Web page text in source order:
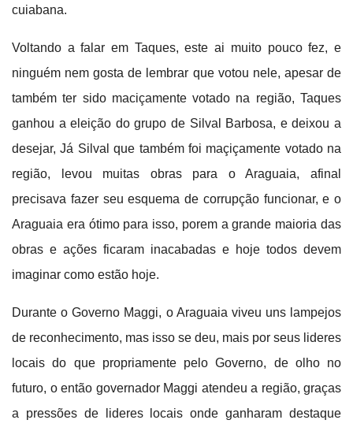
cuiabana.
Voltando a falar em Taques, este ai muito pouco fez, e
ninguém nem gosta de lembrar que votou nele, apesar de
também ter sido maciçamente votado na região, Taques
ganhou a eleição do grupo de Silval Barbosa, e deixou a
desejar, Já Silval que também foi maçiçamente votado na
região, levou muitas obras para o Araguaia, afinal
precisava fazer seu esquema de corrupção funcionar, e o
Araguaia era ótimo para isso, porem a grande maioria das
obras e ações ficaram inacabadas e hoje todos devem
imaginar como estão hoje.
Durante o Governo Maggi, o Araguaia viveu uns lampejos
de reconhecimento, mas isso se deu, mais por seus lideres
locais do que propriamente pelo Governo, de olho no
futuro, o então governador Maggi atendeu a região, graças
a pressões de lideres locais onde ganharam destaque